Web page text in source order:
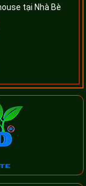
tại Nhà Bè